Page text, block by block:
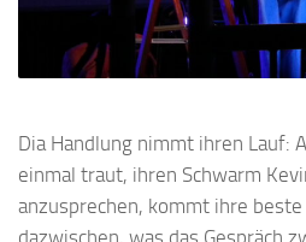
Dia Handlung nimmt ihren Lauf:
einmal traut, ihren Schwarm
anzusprechen, kommt ihre
dazwischen, was das Gespräch